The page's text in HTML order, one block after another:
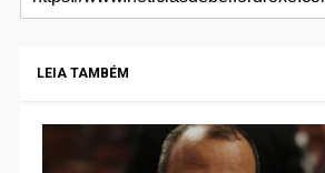
LEIA TAMBÉM